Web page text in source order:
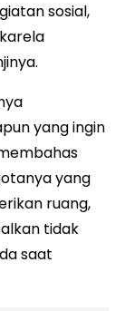
sosial,
yang ingin
yang
ruang,
tidak
saat